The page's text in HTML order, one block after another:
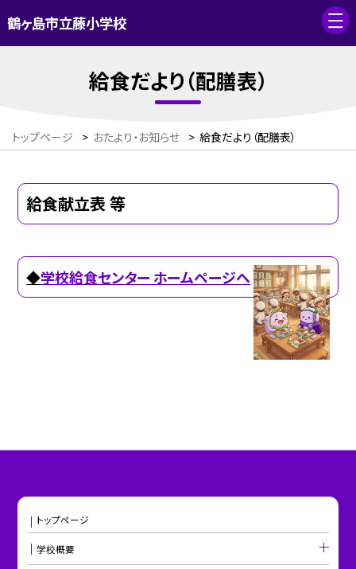
鶴ヶ島市立藤小学校
給食だより（配膳表）
トップページ > おたより・お知らせ > 給食だより（配膳表）
給食献立表 等
◆学校給食センター ホームページへ
トップページ
学校概要